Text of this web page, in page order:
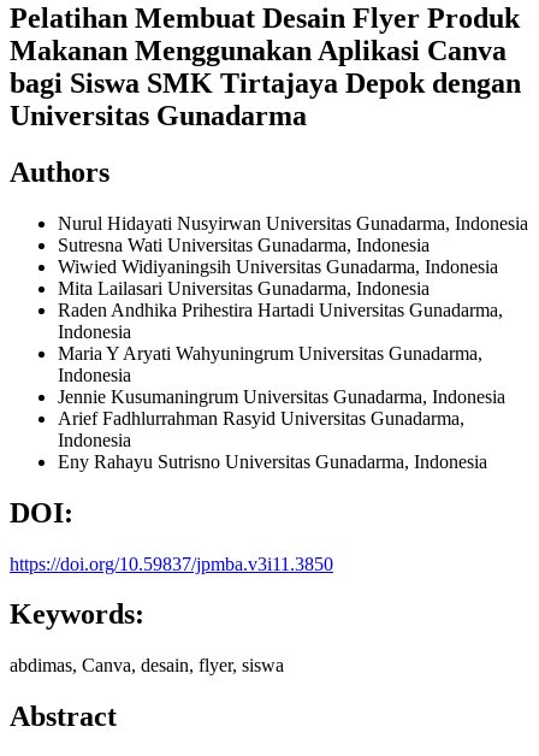
Pelatihan Membuat Desain Flyer Produk
Makanan Menggunakan Aplikasi Canva
bagi Siswa SMK Tirtajaya Depok dengan
Universitas Gunadarma
Authors
Nurul Hidayati Nusyirwan Universitas Gunadarma, Indonesia
Sutresna Wati Universitas Gunadarma, Indonesia
Wiwied Widiyaningsih Universitas Gunadarma, Indonesia
Mita Lailasari Universitas Gunadarma, Indonesia
Raden Andhika Prihestira Hartadi Universitas Gunadarma,
Indonesia
Maria Y Aryati Wahyuningrum Universitas Gunadarma,
Indonesia
Jennie Kusumaningrum Universitas Gunadarma, Indonesia
Arief Fadhlurrahman Rasyid Universitas Gunadarma,
Indonesia
Eny Rahayu Sutrisno Universitas Gunadarma, Indonesia
DOI:
https://doi.org/10.59837/jpmba.v3i11.3850
Keywords:
abdimas, Canva, desain, flyer, siswa
Abstract